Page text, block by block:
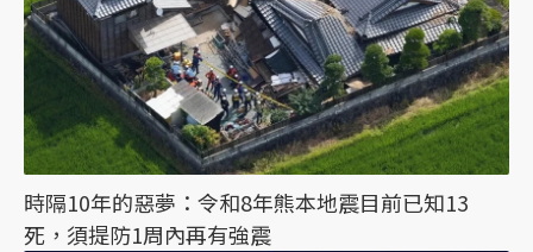
時隔10年的惡夢：令和8年熊本地震目前已知13
死，須提防1周內再有強震